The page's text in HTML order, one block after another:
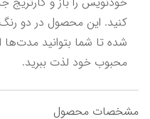
محبوب خود لذت ببرید.
مشخصات محصول